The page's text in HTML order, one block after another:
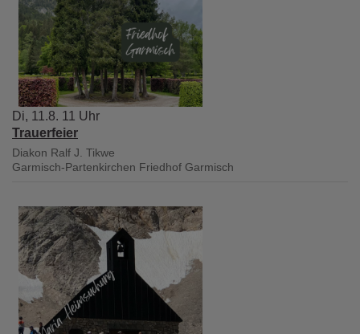
Di, 11.8. 11 Uhr
Trauerfeier
Diakon Ralf J. Tikwe
Garmisch-Partenkirchen Friedhof Garmisch